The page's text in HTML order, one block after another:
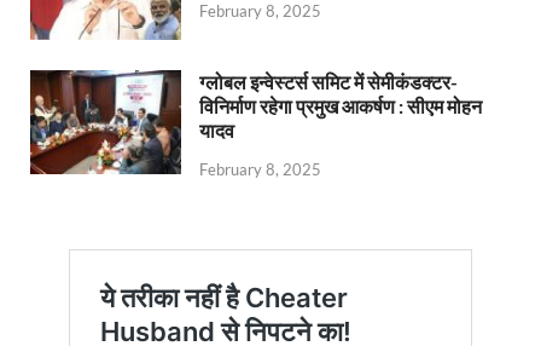
February 8, 2025
ग्लोबल इन्वेस्टर्स समिट में सेमीकंडक्टर-
विनिर्माण रहेगा प्रमुख आकर्षण : सीएम मोहन
यादव
February 8, 2025